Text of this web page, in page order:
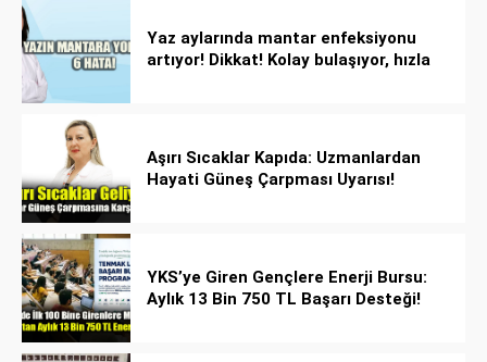
Yaz aylarında mantar enfeksiyonu
artıyor! Dikkat! Kolay bulaşıyor, hızla
Aşırı Sıcaklar Kapıda: Uzmanlardan
Hayati Güneş Çarpması Uyarısı!
YKS’ye Giren Gençlere Enerji Bursu:
Aylık 13 Bin 750 TL Başarı Desteği!